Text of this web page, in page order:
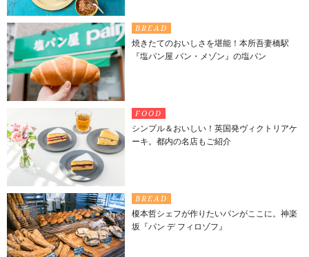
BREAD
焼きたてのおいしさを堪能！本所吾妻橋駅
『塩パン屋 パン・メゾン』の塩パン
FOOD
シンプル＆おいしい！英国発ヴィクトリアケ
ーキ。都内の名店もご紹介
BREAD
榎本哲シェフが作りたいパンがここに。神楽
坂『パン デ フィロゾフ』